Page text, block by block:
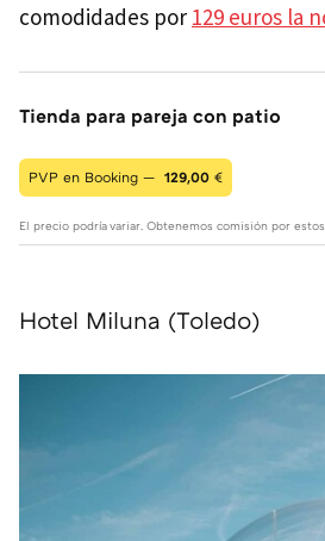
comodidades por 129 euros la
Tienda para pareja con patio
PVP en Booking — 129,00 €
El precio podría variar. Obtenemos comisión por
Hotel Miluna (Toledo)